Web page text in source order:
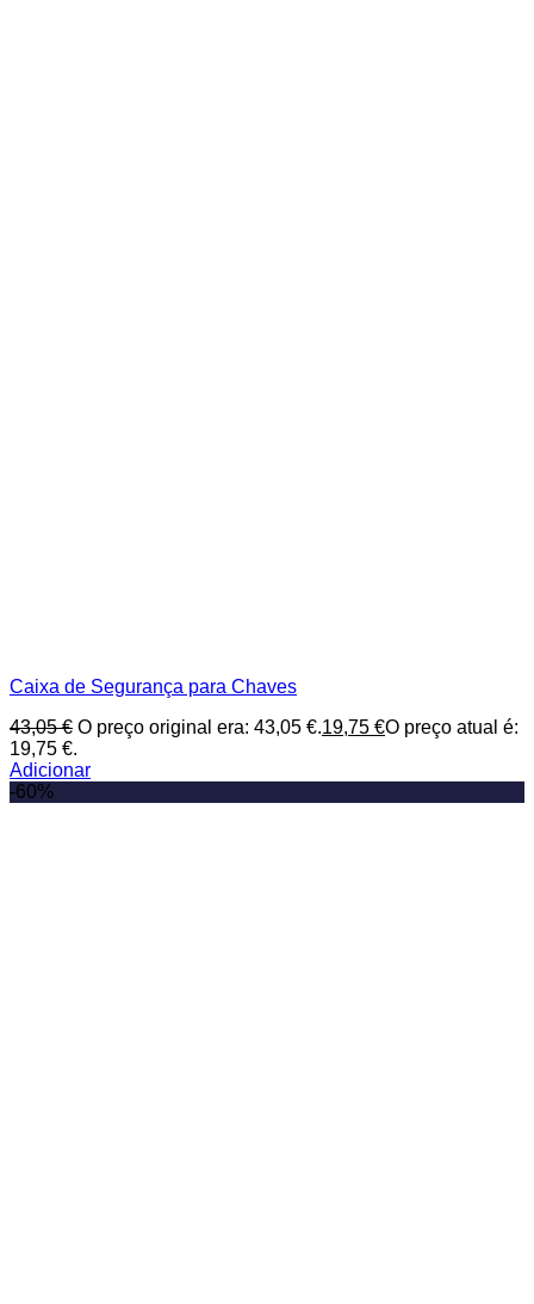
Caixa de Segurança para Chaves
43,05€ O preço original era: 43,05 €.19,75 €O preço atual é:
19,75 €.
Adicionar
-60%